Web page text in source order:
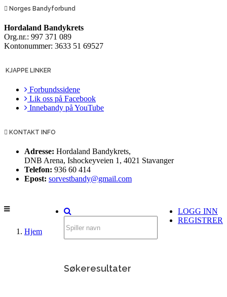
Norges Bandyforbund
Hordaland Bandykrets
Org.nr.: 997 371 089
Kontonummer: 3633 51 69527
KJAPPE LINKER
Forbundssidene
Lik oss på Facebook
Innebandy på YouTube
KONTAKT INFO
Adresse: Hordaland Bandykrets,
DNB Arena, Ishockeyveien 1, 4021 Stavanger
Telefon: 936 60 414
Epost: sorvestbandy@gmail.com
LOGG INN
REGISTRER
Søkeresultater
Hjem